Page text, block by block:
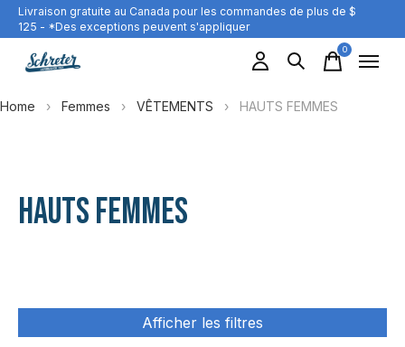
Livraison gratuite au Canada pour les commandes de plus de $
125 - *Des exceptions peuvent s'appliquer
0items
Home › Femmes › VÊTEMENTS › HAUTS FEMMES
HAUTS FEMMES
Afficher les filtres